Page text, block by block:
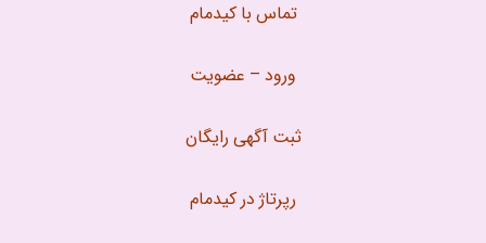
تماس باکیدمام
ورود – عضویت
ثبت آگهی رایگان
رپرتاژ در کیدمام